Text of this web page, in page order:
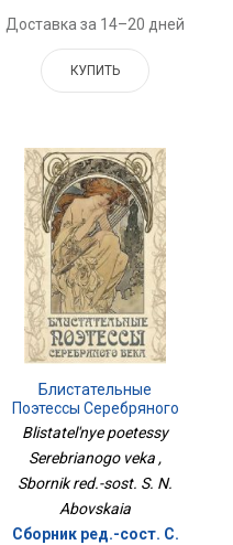
Доставка за 14–20 дней
КУПИТЬ
Блистательные
Поэтессы Серебряного
Века
Blistatel'nye poetessy
Serebrianogo veka ,
Sbornik red.-sost. S. N.
Abovskaia
Сборник ред.-сост. С.